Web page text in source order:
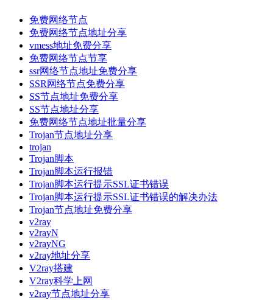
免费网络节点
免费网络节点地址分享
vmess地址免费分享
免费网络节点节享
ssr网络节点地址免费分享
SSR网络节点免费分享
SS节点地址免费分享
SS节点地址分享
免费网络节点地址批量分享
Trojan节点地址分享
trojan
Trojan脚本
Trojan脚本运行报错
Trojan脚本运行提示SSL证书错误
Trojan脚本运行提示SSL证书错误的解决办法
Trojan节点地址免费分享
v2ray
v2rayN
v2rayNG
v2ray地址分享
V2ray搭建
V2ray科学上网
v2ray节点地址分享